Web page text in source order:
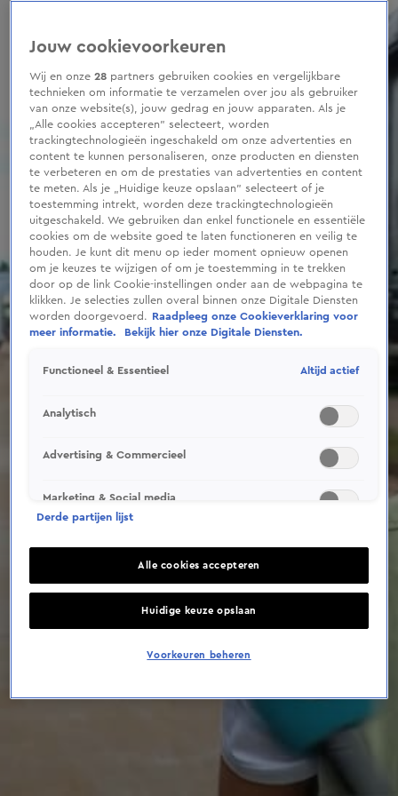
seconds
Jouw cookievoorkeuren
Wij en onze28 partners gebruiken cookies en vergelijkbare
technieken om informatie te verzamelen over jou als gebruiker
van onze website(s), jouw gedrag en jouw apparaten. Als je
„Alle cookies accepteren” selecteert, worden
trackingtechnologieën ingeschakeld om onze advertenties en
content te kunnen personaliseren, onze producten en diensten
te verbeteren en om de prestaties van advertenties en content
te meten. Als je „Huidige keuze opslaan” selecteert of je
toestemming intrekt, worden deze trackingtechnologieën
uitgeschakeld. We gebruiken dan enkel functionele en essentiële
cookies om de website goed te laten functioneren en veilig te
houden. Je kunt dit menu op ieder moment opnieuw openen
om je keuzes te wijzigen of om je toestemming in te trekken
door op de link Cookie-instellingen onder aan de webpagina te
klikken. Je selecties zullen overal binnen onze Digitale Diensten
worden doorgevoerd.
Raadpleeg onze Cookieverklaring voor
meer informatie.
Bekijk hier onze Digitale Diensten.
Functioneel & Essentieel Altijd actief
Analytisch
Advertising & Commercieel
Marketing & Social media
Derde partijen lijst
Alle cookies accepteren
Huidige keuze opslaan
Voorkeuren beheren